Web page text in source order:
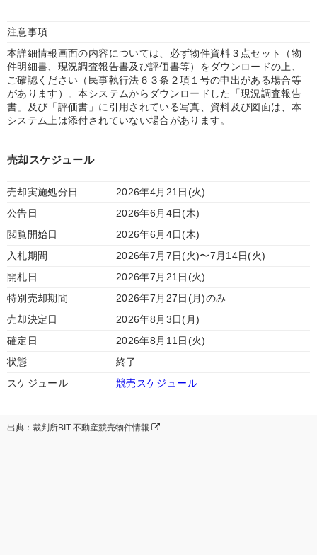
注意事項
本詳細情報画面の内容については、必ず物件資料３点セット（物
件明細書、現況調査報告書及び評価書等）をダウンロードの上、
ご確認ください（民事執行法６３条２項１号の申出がある場合等
があります）。本システムからダウンロードした「現況調査報告
書」及び「評価書」に引用されている写真、資料及び図面は、本
システム上は添付されていない場合があります。
売却スケジュール
売却実施処分日
2026年4月21日(火)
公告日
2026年6月4日(木)
閲覧開始日
2026年6月4日(木)
入札期間
2026年7月7日(火)〜7月14日(火)
開札日
2026年7月21日(火)
特別売却期間
2026年7月27日(月)のみ
売却決定日
2026年8月3日(月)
確定日
2026年8月11日(火)
状態
終了
スケジュール
競売スケジュール
出典：裁判所BIT 不動産競売物件情報